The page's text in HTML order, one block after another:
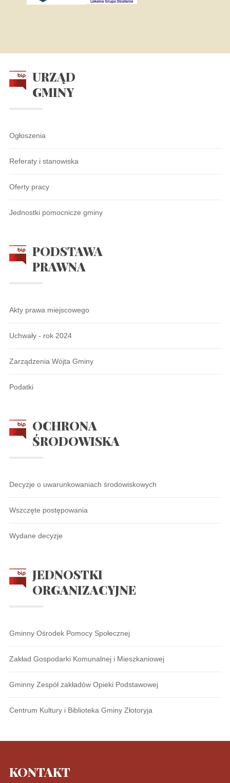
URZĄD
GMINY
Ogłoszenia
Referaty i stanowiska
Oferty pracy
Jednostki pomocnicze gminy
PODSTAWA
PRAWNA
Akty prawa miejscowego
Uchwały - rok 2024
Zarządzenia Wójta Gminy
Podatki
OCHRONA
ŚRODOWISKA
Decyzje o uwarunkowaniach środowiskowych
Wszczęte postępowania
Wydane decyzje
JEDNOSTKI
ORGANIZACYJNE
Gminny Ośrodek Pomocy Społecznej
Zakład Gospodarki Komunalnej i Mieszkaniowej
Gminny Zespół zakładów Opieki Podstawowej
Centrum Kultury i Biblioteka Gminy Złotoryja
KONTAKT